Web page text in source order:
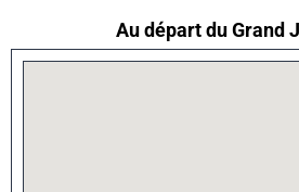
Au départ du Grand